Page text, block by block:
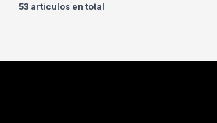
53 artículos en total